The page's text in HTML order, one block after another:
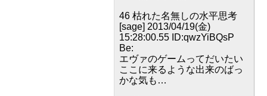
46 枯れた名無しの水平思考
[sage] 2013/04/19(金)
15:28:00.55 ID:qwzYiBQsP
Be:
エヴァのゲームってだいたい
ここに来るような出来のばっ
かな気も…